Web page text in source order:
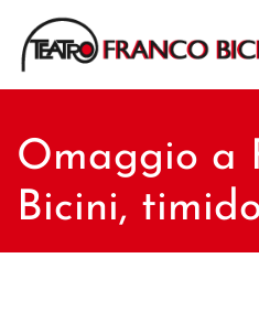
Omaggio a
Bicini,